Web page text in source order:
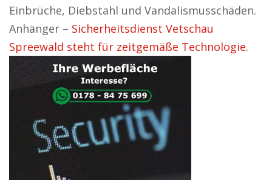
Einbrüche, Diebstahl und Vandalismusschäden.
Anhänger – Sicherheitsdienst Vetschau
Spreewald steht für zeitgemäße Technologie.